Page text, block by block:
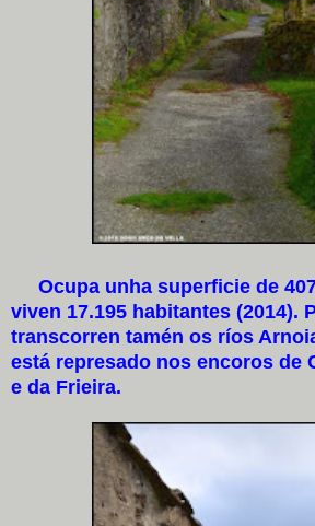
Ocupa unha superficie de
viven 17.195 habitantes (2014).
transcorren tamén os ríos
está represado nos encoros de
e da Frieira.